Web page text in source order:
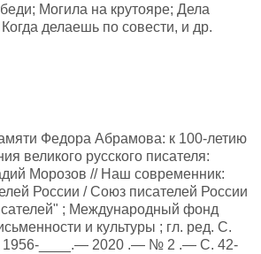
Могила на крутояре; Дела
делаешь по совести, и др.
Федора Абрамова: к 100-летию
великого русского писателя:
Морозов // Наш современник:
России / Союз писателей России
; Международный фонд
и культуры ; гл. ред. С.
1956-____.— 2020 .— № 2 .— С. 42-